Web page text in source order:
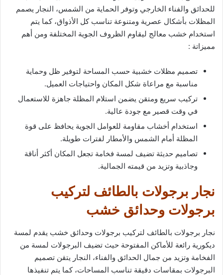
للحدائق والفناء الخارجي وتوفر الحماية من الشمس، النجار يصمم
المظلات بأشكال عصرية ومتنوعة تناسب كل الأذواق، كما يتم
استخدام خشب معالج ليقاوم الظروف الجوية المختلفة ومن أهم
مميزاتة :
تصميم مظلات خشبية حسب المساحة لتوفير ظل وحماية
مناسبة مع مراعاة شكل المكان واحتياجات العميل.
تركيب سريع ومتقن يضمن استلام المظلة جاهزة للاستعمال
في وقت قصير مع جودة عالية.
استخدام أخشاب مقاومة للعوامل الجوية يحافظ على قوة
المظلة أمام الشمس والأمطار لفترات طويلة.
تصاميم حديثة تضيف لمسة فخامة تجعل المكان أكثر أناقة
وجاذبية وتزيد من قيمته الجمالية.
نجار برجولات بالطائف لتركيب
برجولات وحدائق خشب
نجار برجولات بالطائف لتركيب برجولات وحدائق خشب يقدم لمسة
ديكورية رائعة للأماكن المفتوحة حيث تضيف البرجولات لمسة من
الفخامة وتزيد من جمال الحدائق والفناء، النجار يتقن تصميم
البرجولات بمقاسات دقيقة تناسب المساحات، كما يتم تنفيذها